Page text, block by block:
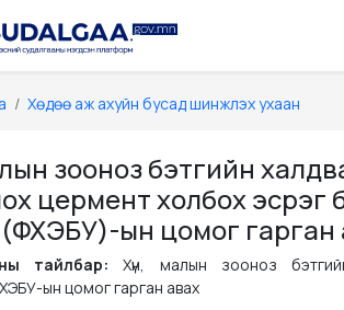
Хөдөө аж ахуйн бусад шинжлэх ухаан
зооноз бэтгийн
цермент холбох эсрэг
ын цомог гарган
тайлбар:Хүн, малын зооноз
ын цомог гарган авах